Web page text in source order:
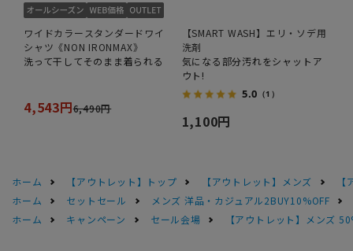
ワイドカラースタンダードワイ
シャツ《NON IRONMAX》
洗って干してそのまま着られる
4,543円6,490円
【SMART WASH】エリ・ソデ用
洗剤
気になる部分汚れをシャットア
ウト!
5.0 （1）
1,100円
ホーム 【アウトレット】トップ 【アウトレット】メンズ
ホーム
セットセール
メンズ 洋品・カジュアル2BUY10%OFF
ホーム
キャンペーン セール会場 【アウトレット】メンズ